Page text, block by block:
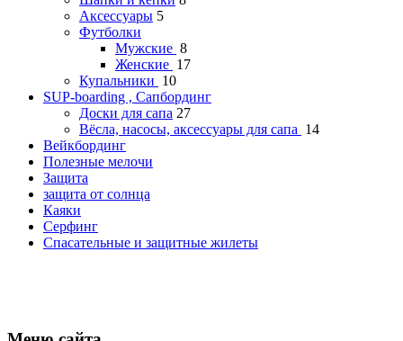
Аксессуары 5
Футболки
Мужские 8
Женские 17
Купальники 10
SUP-boarding , Сапбординг
Доски для сапа 27
Вёсла, насосы, аксессуары для сапа 14
Вейкбординг
Полезные мелочи
Защита
защита от солнца
Каяки
Серфинг
Спасательные и защитные жилеты